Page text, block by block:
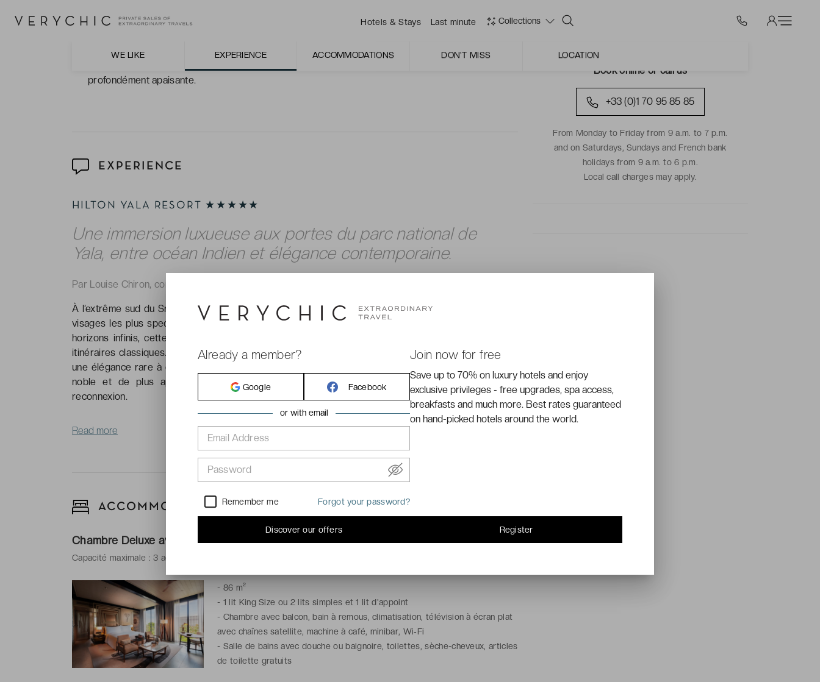
Hotels & Stays Last minute Collections
WE LIKE EXPERIENCE ACCOMMODATIONS DON'T MISS LOCATION
balades dans les dunes au lever ou au coucher du soleil, pour profiter pleinement des paysages
profondément apaisante.
EXPERIENCE
HILTON YALA RESORT ★★★★★
Une immersion luxueuse aux portes du parc national de
Yala, entre océan Indien et élégance contemporaine.
Par Louise Chiron, correspondante de VeryChic
À l’extrême sud du Sri Lanka, là où la terre sauvage rencontre l’océan Indien, Yala déploie l’un de ses
visages les plus spectaculaires. Réputée pour sa faune exceptionnelle, ses paysages intacts et ses
horizons infinis, cette région offre la scène parfaite pour une parenthèse hors du temps, loin des
itinéraires classiques. Aux portes du parc national de Yala, le Hilton Yala Resort ***** s’intègre avec
une élégance rare à cet environnement préservé, invitant à vivre la nature dans ce qu’elle a de plus
noble et de plus apaisant. Un refuge contemporain, pensé pour l’évasion, l’observation et la
reconnexion.
Read more
ACCOMMODATIONS
Chambre Deluxe avec bain à remous
Capacité maximale : 3 adultes et 1 bébé / 2 adultes, 1 enfant et 1 bébé
- 86 m²
- 1 lit King Size ou 2 lits simples et 1 lit d'appoint
- Chambre avec balcon, bain à remous, climatisation, télévision à écran plat
avec chaînes satellite, machine à café, minibar, Wi‑Fi
- Salle de bains avec douche ou baignoire, toilettes, sèche-cheveux, articles
de toilette gratuits
Book online or call us
+33 (0)1 70 95 85 85
From Monday to Friday from 9 a.m. to 7 p.m.
and on Saturdays, Sundays and French bank
holidays from 9 a.m. to 6 p.m.
Local call charges may apply.
Already a member?
Google Facebook
or with email
Email Address
Password
Remember me Forgot your password?
Discover our offers
Join now for free
Save up to 70% on luxury hotels and enjoy
exclusive privileges - free upgrades, spa access,
breakfasts and much more. Best rates guaranteed
on hand-picked hotels around the world.
Register